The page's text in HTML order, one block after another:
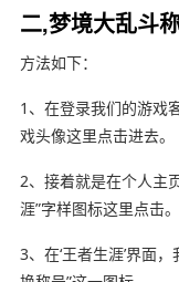
二,梦境大乱斗
方法如下：
1、在登录我们的游戏
戏头像这里点击进去。
2、接着就是在个人主
涯”字样图标这里点击。
3、在‘王者生涯’界面